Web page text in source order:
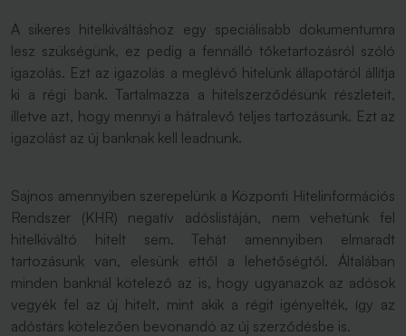
A sikeres hitelkiváltáshoz egy speciálisabb dokumentumra
lesz szükségünk, ez pedig a fennálló tőketartozásról szóló
igazolás. Ezt az igazolás a meglévő hitelünk állapotáról állítja
ki a régi bank. Tartalmazza a hitelszerződésünk részleteit,
illetve azt, hogy mennyi a hátralevő teljes tartozásunk. Ezt az
igazolást az új banknak kell leadnunk.
Sajnos amennyiben szerepelünk a Központi Hitelinformációs
Rendszer (KHR) negatív adóslistáján, nem vehetünk fel
hitelkiváltó hitelt sem. Tehát amennyiben elmaradt
tartozásunk van, elesünk ettől a lehetőségtől. Általában
minden banknál kötelező az is, hogy ugyanazok az adósok
vegyék fel az új hitelt, mint akik a régit igényelték, így az
adóstárs kötelezően bevonandó az új szerződésbe is.